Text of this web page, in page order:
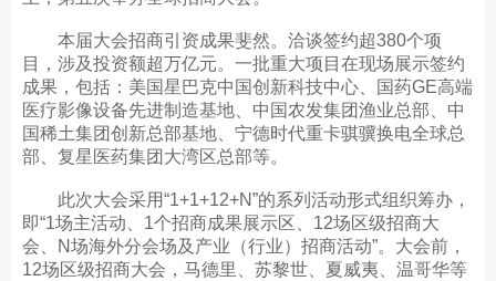
本届大会招商引资成果斐然。洽谈签约超380个项
目，涉及投资额超万亿元。一批重大项目在现场展示签约
成果，包括：美国星巴克中国创新科技中心、国药GE高端
医疗影像设备先进制造基地、中国农发集团渔业总部、中
国稀土集团创新总部基地、宁德时代重卡骐骥换电全球总
部、复星医药集团大湾区总部等。
此次大会采用“1+1+12+N”的系列活动形式组织筹办，
即“1场主活动、1个招商成果展示区、12场区级招商大
会、N场海外分会场及产业（行业）招商活动”。大会前，
12场区级招商大会，马德里、苏黎世、夏威夷、温哥华等